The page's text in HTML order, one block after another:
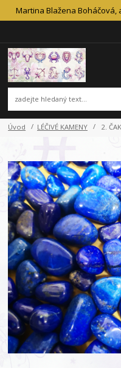
Martina Blažena
Úvod LÉČIVÉ KAMENY 2.